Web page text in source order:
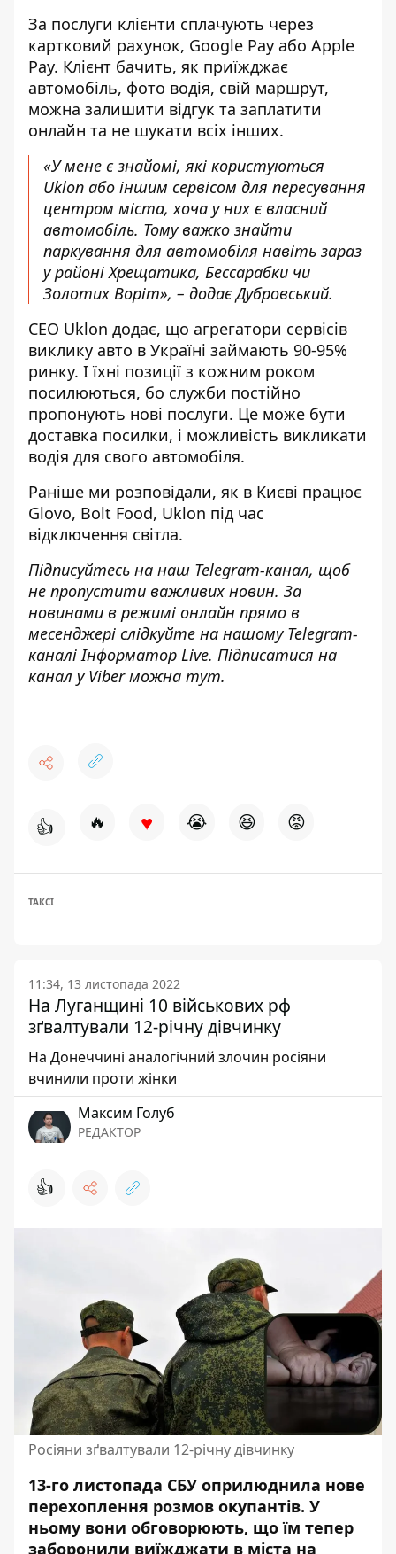
За послуги клієнти сплачують через
картковий рахунок, Google Pay або Apple
Pay. Клієнт бачить, як приїжджає
автомобіль, фото водія, свій маршрут,
можна залишити відгук та заплатити
онлайн та не шукати всіх інших.
«У мене є знайомі, які користуються
Uklon або іншим сервісом для пересування
центром міста, хоча у них є власний
автомобіль. Тому важко знайти
паркування для автомобіля навіть зараз
у районі Хрещатика, Бессарабки чи
Золотих Воріт», – додає Дубровський.
CEO Uklon додає, що агрегатори сервісів
виклику авто в Україні займають 90-95%
ринку. І їхні позиції з кожним роком
посилюються, бо служби постійно
пропонують нові послуги. Це може бути
доставка посилки, і можливість викликати
водія для свого автомобіля.
Раніше ми розповідали, як в Києві працює
Glovo, Bolt Food, Uklon під час
відключення світла.
Підписуйтесь на наш Telegram-канал, щоб
не пропустити важливих новин. За
новинами в режимі онлайн прямо в
месенджері слідкуйте на нашому Telegram-
каналіІнформатор Live. Підписатися на
канал у Viber можна тут.
👍 🔥 ♥ 😭 😆 😡
ТАКСІ
11:34, 13 листопада 2022
На Луганщині 10 військових рф
зґвалтували 12-річну дівчинку
На Донеччині аналогічний злочин росіяни
вчинили проти жінки
Максим Голуб
РЕДАКТОР
👍
Росіяни зґвалтували 12-річну дівчинку
13-го листопада СБУ оприлюднила нове
перехоплення розмов окупантів. У
ньому вони обговорюють, що їм тепер
заборонили виїжджати в міста на